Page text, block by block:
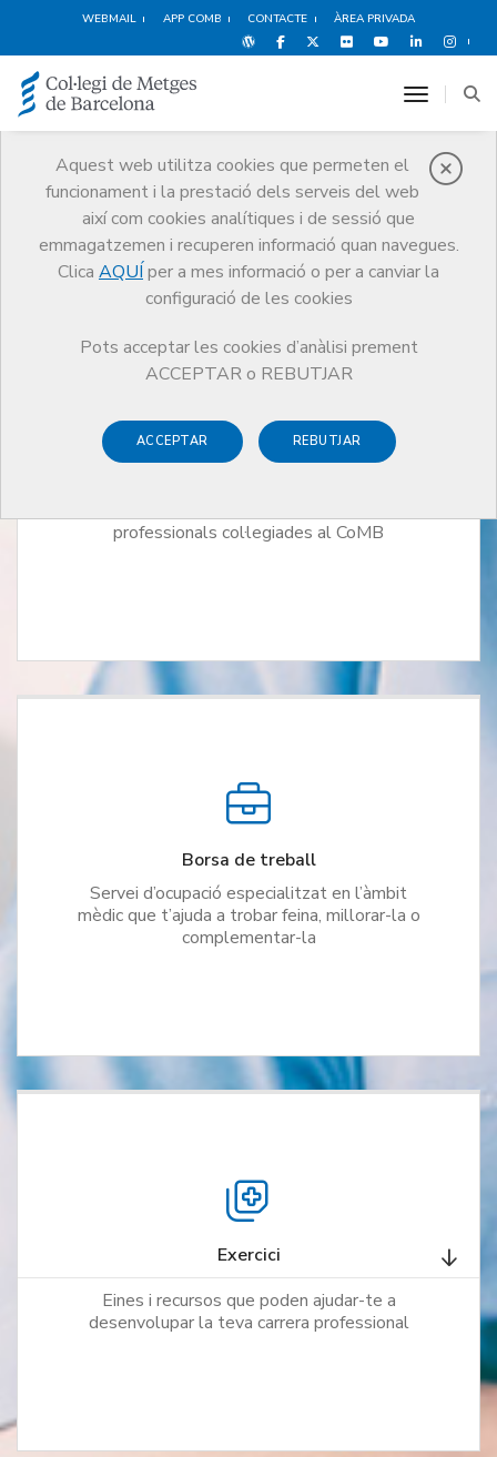
WEBMAIL APP COMB CONTACTE ÀREA PRIVADA
Aquest web utilitza cookies que permeten el
funcionament i la prestació dels serveis del web
així com cookies analítiques i de sessió que
emmagatzemen i recuperen informació quan navegues.
Clica AQUÍ per a mes informació o per a canviar la
configuració de les cookies
Pots acceptar les cookies d’anàlisi prement
ACCEPTAR o REBUTJAR
ACCEPTAR REBUTJAR
toggle
Serveis
Informació pràctica, eines i recursos
per a l’exercici professional
Registre
professionals col·legiades al CoMB
Borsa de treball
Servei d’ocupació especialitzat en l’àmbit
mèdic que t’ajuda a trobar feina, millorar-la o
complementar-la
Exercici
Eines i recursos que poden ajudar-te a
desenvolupar la teva carrera professional